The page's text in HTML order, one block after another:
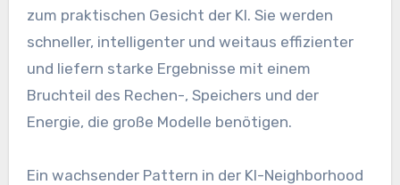
zum praktischen Gesicht der KI. Sie werden
schneller, intelligenter und weitaus effizienter
und liefern starke Ergebnisse mit einem
Bruchteil des Rechen-, Speichers und der
Energie, die große Modelle benötigen.
Ein wachsender Pattern in der KI-Neighborhood